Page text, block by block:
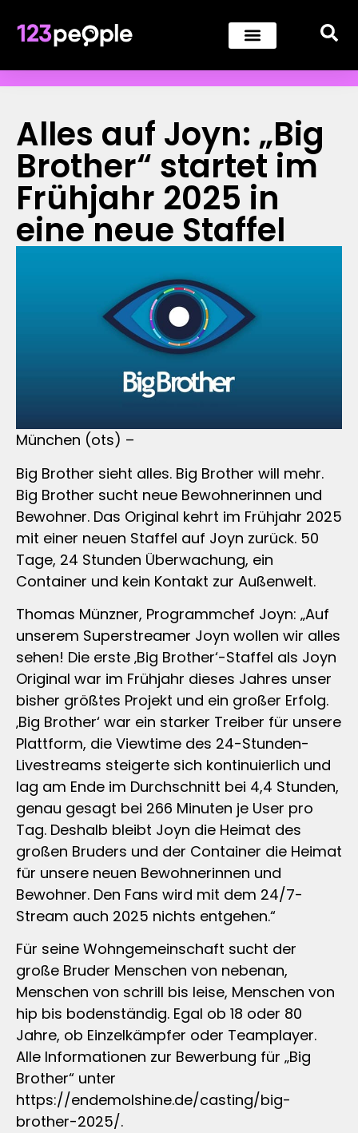
Alles auf Joyn: „Big
Brother“ startet im
Frühjahr 2025 in
eine neue Staffel
München (ots) –
Big Brother sieht alles. Big Brother will mehr.
Big Brother sucht neue Bewohnerinnen und
Bewohner. Das Original kehrt im Frühjahr 2025
mit einer neuen Staffel auf Joyn zurück. 50
Tage, 24 Stunden Überwachung, ein
Container und kein Kontakt zur Außenwelt.
Thomas Münzner, Programmchef Joyn: „Auf
unserem Superstreamer Joyn wollen wir alles
sehen! Die erste ‚Big Brother‘-Staffel als Joyn
Original war im Frühjahr dieses Jahres unser
bisher größtes Projekt und ein großer Erfolg.
‚Big Brother‘ war ein starker Treiber für unsere
Plattform, die Viewtime des 24-Stunden-
Livestreams steigerte sich kontinuierlich und
lag am Ende im Durchschnitt bei 4,4 Stunden,
genau gesagt bei 266 Minuten je User pro
Tag. Deshalb bleibt Joyn die Heimat des
großen Bruders und der Container die Heimat
für unsere neuen Bewohnerinnen und
Bewohner. Den Fans wird mit dem 24/7-
Stream auch 2025 nichts entgehen.“
Für seine Wohngemeinschaft sucht der
große Bruder Menschen von nebenan,
Menschen von schrill bis leise, Menschen von
hip bis bodenständig. Egal ob 18 oder 80
Jahre, ob Einzelkämpfer oder Teamplayer.
Alle Informationen zur Bewerbung für „Big
Brother“ unter
https://endemolshine.de/casting/big-
brother-2025/.